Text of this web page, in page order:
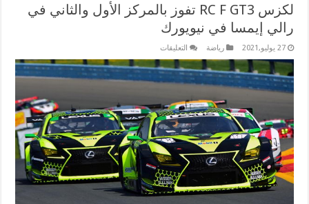
لكزس RC F GT3 تفوز بالمركز الأول والثاني في
رالي إيمسا في نيويورك
27 يوليو,2021 رياضة التعليقاتعلى
RC
F
GT3
الأول
والثاني
في
رالي
إيمسا
في
نيويورك
مغلقة